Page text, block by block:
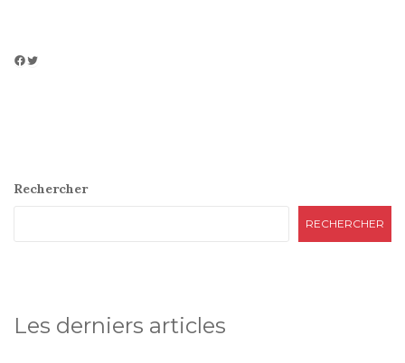
Facebook
Twitter
Rechercher
RECHERCHER
Les derniers articles